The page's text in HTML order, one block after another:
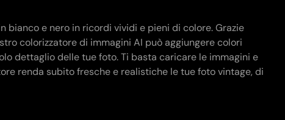
bianco e nero in ricordi vividi e pieni di colore. Grazie
colorizzatore di immagini AI può aggiungere colori
dettaglio delle tue foto. Ti basta caricare le immagini e
renda subito fresche e realistiche le tue foto vintage, di